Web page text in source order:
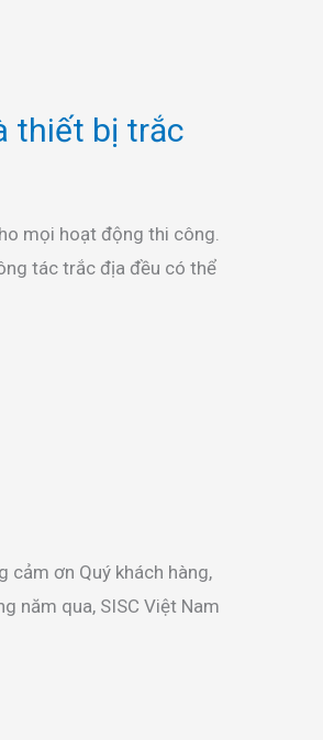
thiết bị trắc
mọi hoạt động thi công.
tác trắc địa đều có thể
cảm ơn Quý khách hàng,
năm qua, SISC Việt Nam